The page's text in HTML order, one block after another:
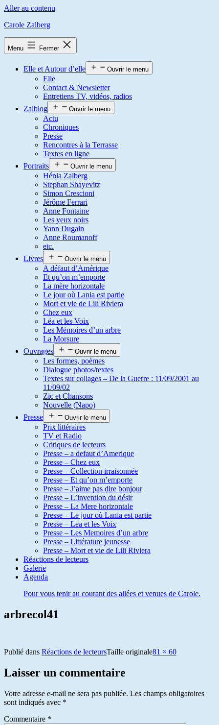
Aller au contenu
Carole Zalberg
Menu Fermer
Elle et Autour d’elle Ouvrir le menu
Elle
Contact & Newsletter
Entretiens TV, vidéos, radios
Zalblog
Ouvrir le menu
Actu
Chroniques
Presse
Rencontres à la Terrasse
Textes en ligne
Portraits
Ouvrir le menu
Hénia Zalberg
Stephan Shayevitz
Simon Crescioni
Jérôme Ferrari
Anne Fontaine
Les yeux noirs
Yann Dugain
Anne Roumanoff
etc.
Livres
Ouvrir le menu
A défaut d’Amérique
Et qu’on m’emporte
La mère horizontale
Le jour où Lania est partie
Mort et vie de Lili Riviera
Chez eux
Léa et les Voix
Les Mémoires d’un arbre
La Morsure
Ouvrages
Ouvrir le menu
Les formes, poèmes
Dialogue photos/textes
Textes sur collages – De la Guerre : 11/09/2001 au
11/09/02
Zic et Chansons
Nouvelle (Napo)
Presse
Ouvrir le menu
Prix littéraires
TV et Radio
Critiques de lecteurs
Presse – a defaut d’Amerique
Presse – Chez eux
Presse – Collection irraisonnée
Presse – Et qu’on m’emporte
Presse – J’aime pas dire bonjour
Presse – L’invention du désir
Presse – La Mere horizontale
Presse – Le jour où Lania est partie
Presse – Lea et les Voix
Presse – Les Memoires d’un arbre
Presse – Littérature jeunesse
Presse – Mort et vie de Lili Riviera
Réactions de lecteurs
Galerie
Agenda
Pour vous tenir au courant des allées et venues de Carole.
arbrecol41
Publié dans Réactions de lecteursTaille originale81 × 60
Laisser un commentaire
Votre adresse e-mail ne sera pas publiée. Les champs obligatoires
sont indiqués avec *
Commentaire *